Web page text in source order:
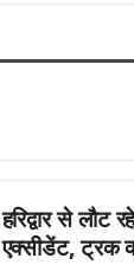
हरिद्वार से लौट
एक्सीडेंट, ट्रक